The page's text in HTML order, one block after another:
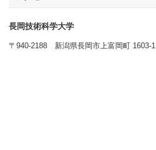
長岡技術科学大学
〒940-2188 新潟県長岡市上富岡町 1603-1